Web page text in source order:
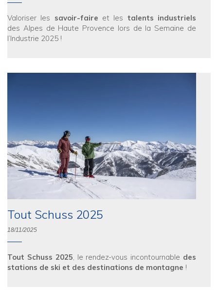
Valoriser les savoir-faire et les talents industriels
des Alpes de Haute Provence lors de la Semaine de
l’Industrie 2025 !
Tout Schuss 2025
18/11/2025
Tout Schuss 2025 , le rendez-vous incontournable des
stations de ski et des destinations de montagne !